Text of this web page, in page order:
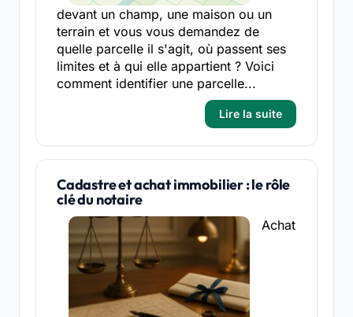
devant un champ, une maison ou un
terrain et vous vous demandez de
quelle parcelle il s'agit, où passent ses
limites et à qui elle appartient ? Voici
comment identifier une parcelle...
Lire la suite
Cadastre et achat immobilier : le rôle
clé du notaire
Achat